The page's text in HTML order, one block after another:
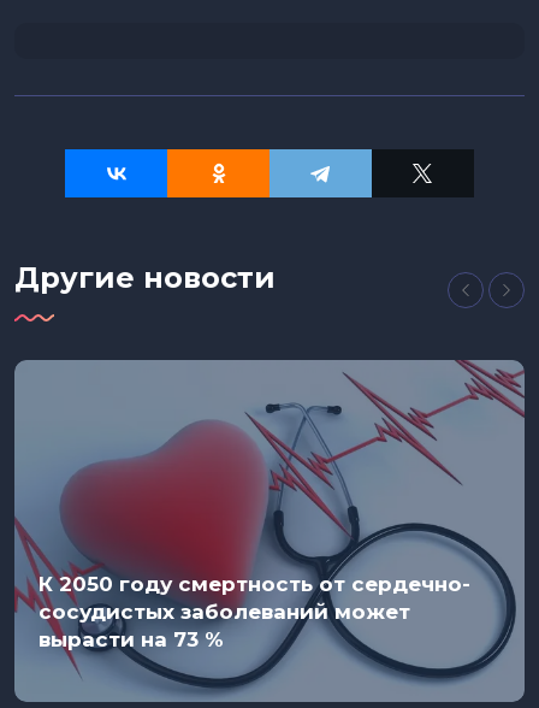
Другие новости
К 2050 году смертность от сердечно-
сосудистых заболеваний может
вырасти на 73 %